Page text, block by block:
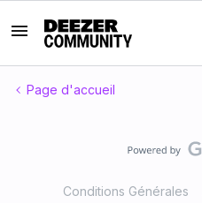
Page d'accueil
Conditions Générales